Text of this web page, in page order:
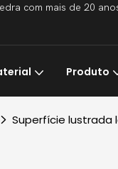
com mais de 20
Produto
Superfície lustrada